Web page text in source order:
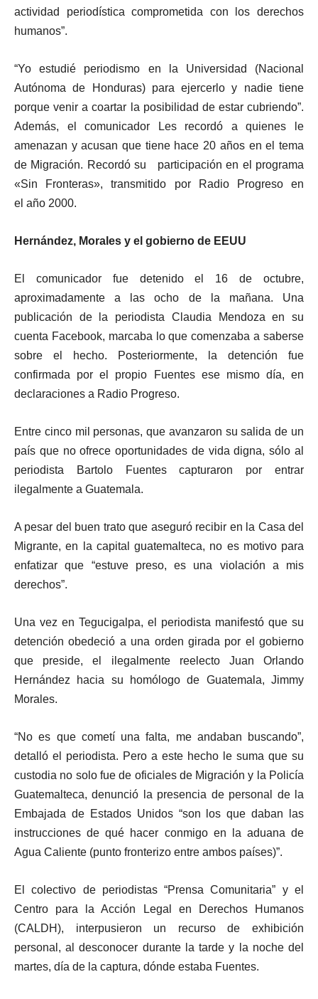
actividad periodística comprometida con los derechos
humanos”.
“Yo estudié periodismo en la Universidad (Nacional
Autónoma de Honduras) para ejercerlo y nadie tiene
porque venir a coartar la posibilidad de estar cubriendo”.
Además, el comunicador Les recordó a quienes le
amenazan y acusan que tiene hace 20 años en el tema
de Migración. Recordó su participación en el programa
«Sin Fronteras», transmitido por Radio Progreso en
el año 2000.
Hernández, Morales y el gobierno de EEUU
El comunicador fue detenido el 16 de octubre,
aproximadamente a las ocho de la mañana. Una
publicación de la periodista Claudia Mendoza en su
cuenta Facebook, marcaba lo que comenzaba a saberse
sobre el hecho. Posteriormente, la detención fue
confirmada por el propio Fuentes ese mismo día, en
declaraciones a Radio Progreso.
Entre cinco mil personas, que avanzaron su salida de un
país que no ofrece oportunidades de vida digna, sólo al
periodista Bartolo Fuentes capturaron por entrar
ilegalmente a Guatemala.
A pesar del buen trato que aseguró recibir en la Casa del
Migrante, en la capital guatemalteca, no es motivo para
enfatizar que “estuve preso, es una violación a mis
derechos”.
Una vez en Tegucigalpa, el periodista manifestó que su
detención obedeció a una orden girada por el gobierno
que preside, el ilegalmente reelecto Juan Orlando
Hernández hacia su homólogo de Guatemala, Jimmy
Morales.
“No es que cometí una falta, me andaban buscando”,
detalló el periodista. Pero a este hecho le suma que su
custodia no solo fue de oficiales de Migración y la Policía
Guatemalteca, denunció la presencia de personal de la
Embajada de Estados Unidos “son los que daban las
instrucciones de qué hacer conmigo en la aduana de
Agua Caliente (punto fronterizo entre ambos países)”.
El colectivo de periodistas “Prensa Comunitaria” y el
Centro para la Acción Legal en Derechos Humanos
(CALDH), interpusieron un recurso de exhibición
personal, al desconocer durante la tarde y la noche del
martes, día de la captura, dónde estaba Fuentes.